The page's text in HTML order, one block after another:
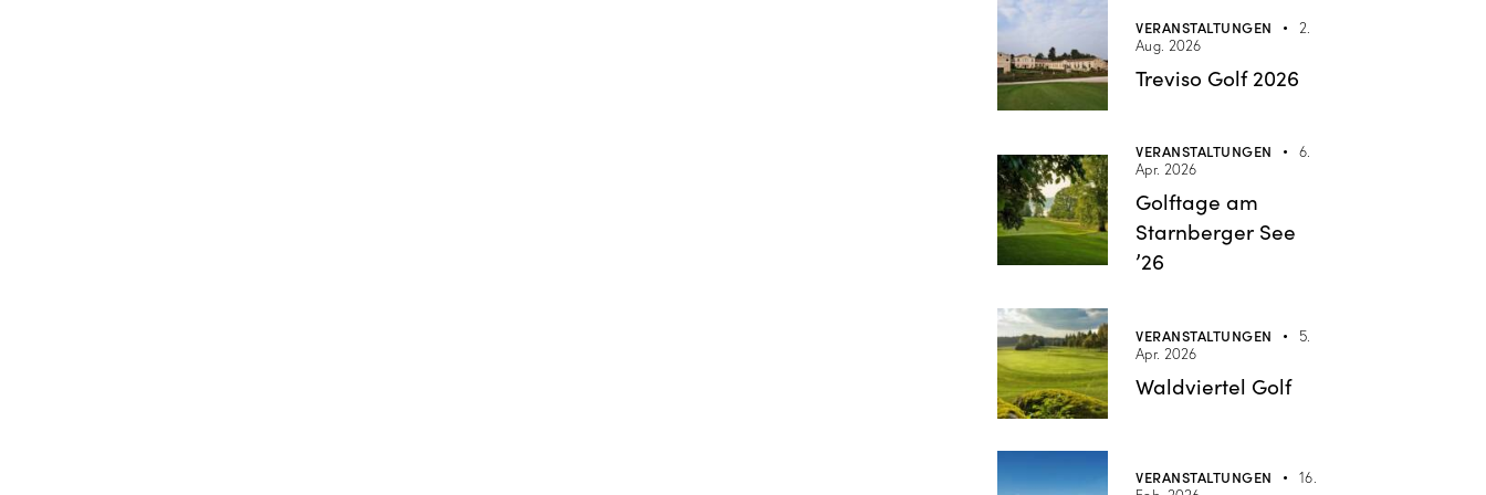
VERANSTALTUNGEN
2.
Aug. 2026
Treviso Golf 2026
VERANSTALTUNGEN
6.
Apr. 2026
Golftage am
Starnberger See
’26
VERANSTALTUNGEN
5.
Apr. 2026
Waldviertel Golf
VERANSTALTUNGEN
16.